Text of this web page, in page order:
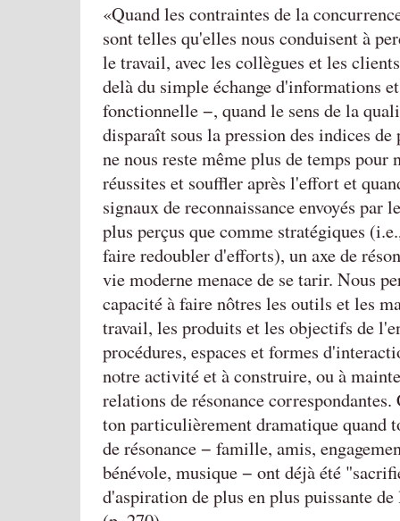
«Quand les contraintes de la
sont telles qu'elles nous conduisent à
le travail, avec les collègues et les
delà du simple échange d'informations
fonctionnelle −, quand le sens de la
disparaît sous la pression des indices
ne nous reste même plus de temps pour
réussites et souffler après l'effort et
signaux de reconnaissance envoyés par
plus perçus que comme stratégiques
faire redoubler d'efforts), un axe de
vie moderne menace de se tarir. Nous
capacité à faire nôtres les outils et les
travail, les produits et les objectifs de
procédures, espaces et formes
notre activité et à construire, ou à
relations de résonance
ton particulièrement dramatique quand
de résonance − famille, amis,
bénévole, musique − ont déjà été
d'aspiration de plus en plus puissante